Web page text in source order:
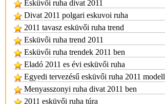
Esküvői ruha divat 2011
Divat 2011 polgari eskuvoi ruha
2011 tavasz esküvői ruha trend
Esküvői ruha trend 2011
Esküvői ruha trendek 2011 ben
Eladó 2011 es évi esküvői ruha
Egyedi tervezésű esküvői ruha 2011 modell
Menyasszonyi ruha divat 2011 ben
2011 esküvői ruha túra